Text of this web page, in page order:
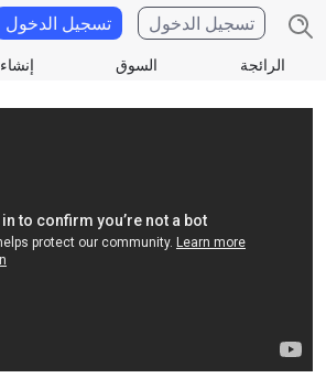
الرائجة السوق إنشاء
تسجيل الدخول تسجيل الدخول